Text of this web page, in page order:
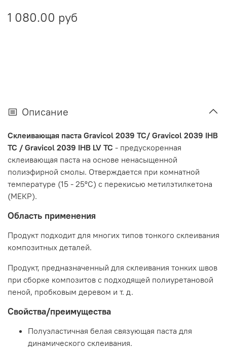
1 080.00 руб
Описание
Склеивающая паста Gravicol 2039 ТС/ Gravicol 2039 IHB
ТС / Gravicol 2039 IHB LV ТС - предускоренная
склеивающая паста на основе ненасыщенной
полиэфирной смолы. Отверждается при комнатной
температуре (15 - 25ºС) с перекисью метилэтилкетона
(МЕКР).
Область применения
Продукт подходит для многих типов тонкого склеивания
композитных деталей.
Продукт, предназначенный для склеивания тонких швов
при сборке композитов с подходящей полиуретановой
пеной, пробковым деревом и т. д.
Свойства/преимущества
Полуэластичная белая связующая паста для
динамического склеивания.